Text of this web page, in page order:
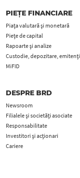
PIEȚE FINANCIARE
Piața valutară și monetară
Piețe de capital
Rapoarte și analize
Custodie, depozitare, emitenți
MiFID
DESPRE BRD
Newsroom
Filialele și societăți asociate
Responsabilitate
Investitori și acționari
Cariere